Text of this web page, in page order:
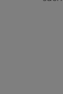
Stránky
vašeho